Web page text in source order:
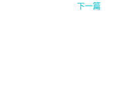
下一篇